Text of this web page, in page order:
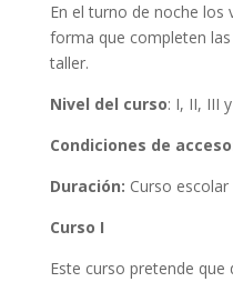
En el turno de noche los
forma que completen
taller.
Nivel del curso: I, II, III
Condiciones de
Duración: Curso
Curso I
Este curso pretende que